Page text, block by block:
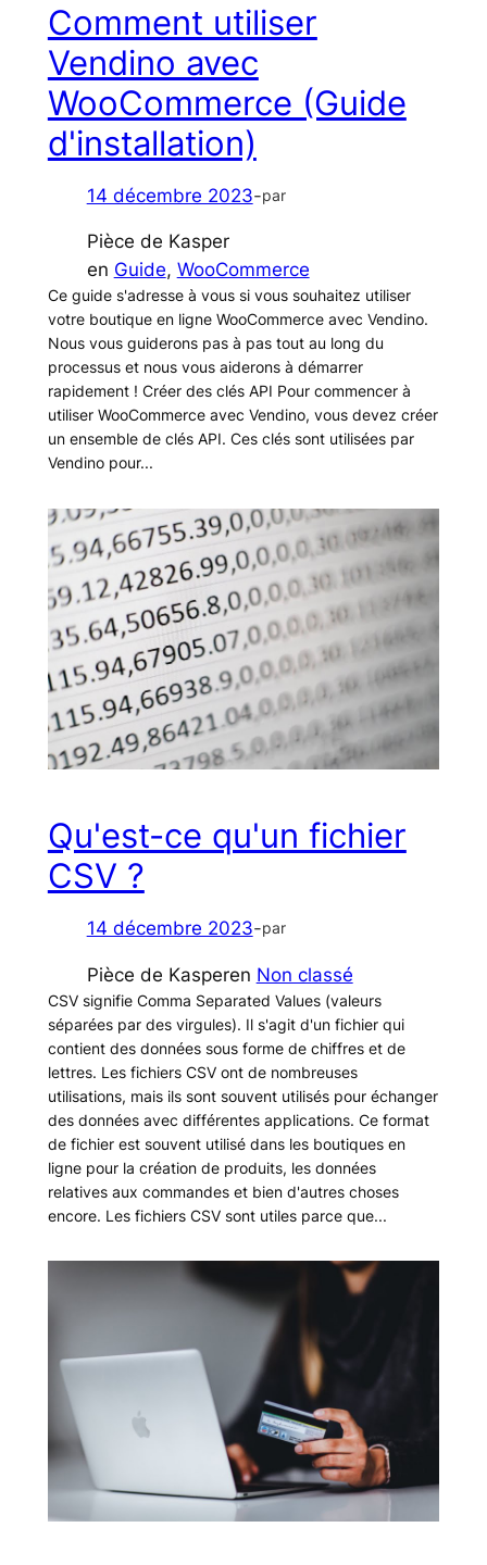
Comment utiliser
Vendino avec
WooCommerce (Guide
d'installation)
14 décembre 2023-par
Pièce de Kasper
en Guide, WooCommerce
Ce guide s'adresse à vous si vous souhaitez utiliser
votre boutique en ligne WooCommerce avec Vendino.
Nous vous guiderons pas à pas tout au long du
processus et nous vous aiderons à démarrer
rapidement ! Créer des clés API Pour commencer à
utiliser WooCommerce avec Vendino, vous devez créer
un ensemble de clés API. Ces clés sont utilisées par
Vendino pour...
Qu'est-ce qu'un fichier
CSV ?
14 décembre 2023-par
Pièce de Kasperen Non classé
CSV signifie Comma Separated Values (valeurs
séparées par des virgules). Il s'agit d'un fichier qui
contient des données sous forme de chiffres et de
lettres. Les fichiers CSV ont de nombreuses
utilisations, mais ils sont souvent utilisés pour échanger
des données avec différentes applications. Ce format
de fichier est souvent utilisé dans les boutiques en
ligne pour la création de produits, les données
relatives aux commandes et bien d'autres choses
encore. Les fichiers CSV sont utiles parce que...